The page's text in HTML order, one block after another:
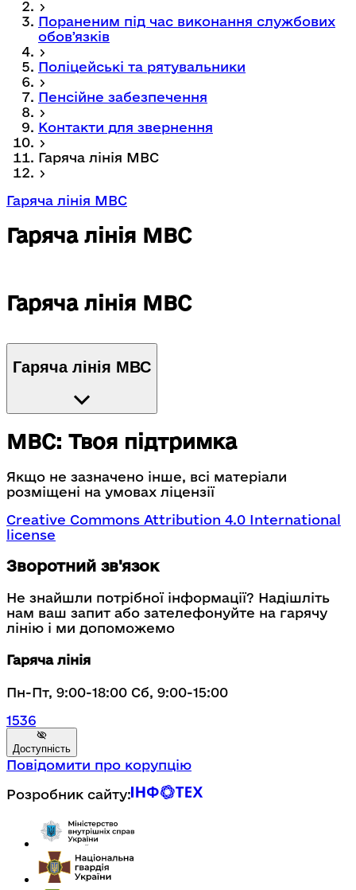
Пораненим під час виконання службових
обовʼязків
Поліцейські та рятувальники
Пенсійне забезпечення
Контакти для звернення
Гаряча лінія МВС
Гаряча лінія МВС
Гаряча лінія МВС
Гаряча лінія МВС
Гаряча лінія МВС
МВС: Твоя підтримка
Якщо не зазначено інше, всі матеріали
розміщені на умовах ліцензії
Creative Commons Attribution 4.0 International
license
Зворотний зв'язок
Не знайшли потрібної інформації? Надішліть
нам ваш запит або зателефонуйте на гарячу
лінію і ми допоможемо
Гаряча лінія
Пн-Пт, 9:00-18:00 Сб, 9:00-15:00
1536
Доступність
Повідомити про корупцію
Розробник сайту: